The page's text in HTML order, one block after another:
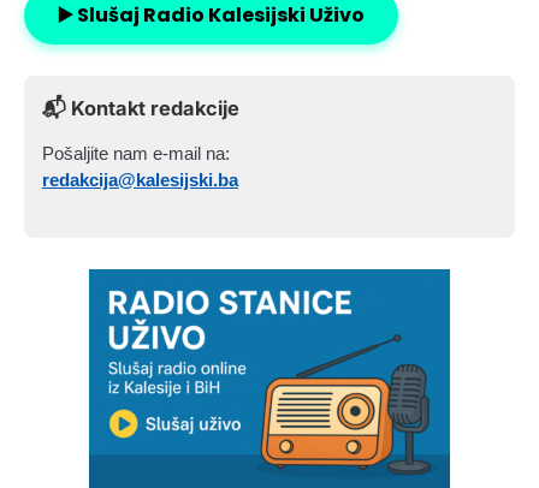
▶️ Slušaj Radio Kalesijski Uživo
📬 Kontakt redakcije
Pošaljite nam e-mail na:
redakcija@kalesijski.ba